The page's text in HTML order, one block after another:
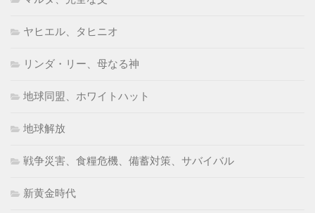
ヤヒエル、タヒニオ
リンダ・リー、母なる神
地球同盟、ホワイトハット
地球解放
戦争災害、食糧危機、備蓄対策、サバイバル
新黄金時代